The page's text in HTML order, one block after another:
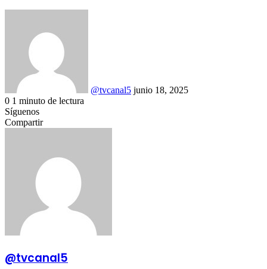
@tvcanal5 junio 18, 2025
0 1 minuto de lectura
Facebook
X
LinkedIn
Tumblr
Pinterest
Reddit
VKontakte
Odnoklassniki
Pocket
Síguenos
Compartir
electrónico
@tvcanal5